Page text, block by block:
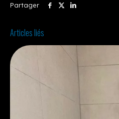
Partager
Articles liés